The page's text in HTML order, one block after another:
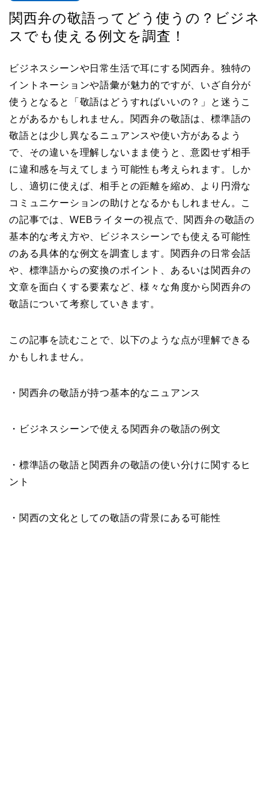
関西弁の敬語ってどう使うの？ビジネ
スでも使える例文を調査！
ビジネスシーンや日常生活で耳にする関西弁。独特の
イントネーションや語彙が魅力的ですが、いざ自分が
使うとなると「敬語はどうすればいいの？」と迷うこ
とがあるかもしれません。関西弁の敬語は、標準語の
敬語とは少し異なるニュアンスや使い方があるよう
で、その違いを理解しないまま使うと、意図せず相手
に違和感を与えてしまう可能性も考えられます。しか
し、適切に使えば、相手との距離を縮め、より円滑な
コミュニケーションの助けとなるかもしれません。こ
の記事では、WEBライターの視点で、関西弁の敬語の
基本的な考え方や、ビジネスシーンでも使える可能性
のある具体的な例文を調査します。関西弁の日常会話
や、標準語からの変換のポイント、あるいは関西弁の
文章を面白くする要素など、様々な角度から関西弁の
敬語について考察していきます。
この記事を読むことで、以下のような点が理解できる
かもしれません。
・関西弁の敬語が持つ基本的なニュアンス
・ビジネスシーンで使える関西弁の敬語の例文
・標準語の敬語と関西弁の敬語の使い分けに関するヒ
ント
・関西の文化としての敬語の背景にある可能性